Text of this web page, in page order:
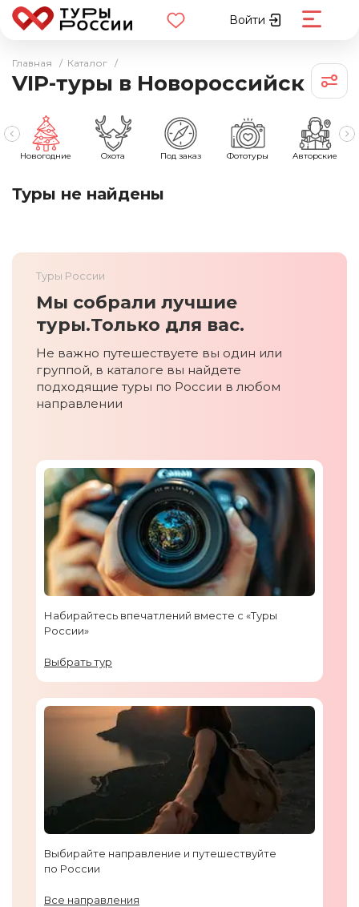
Войти
Главная / Каталог /
VIP-туры в Новороссийск
Новогодние Охота Под заказ Фототуры Авторские
Туры не найдены
Туры России
Мы собрали лучшие
туры.Только для вас.
Не важно путешествуете вы один или
группой, в каталоге вы найдете
подходящие туры по России в любом
направлении
Набирайтесь впечатлений вместе с «Туры
России»
Выбрать тур
Выбирайте направление и путешествуйте
по России
Все направления